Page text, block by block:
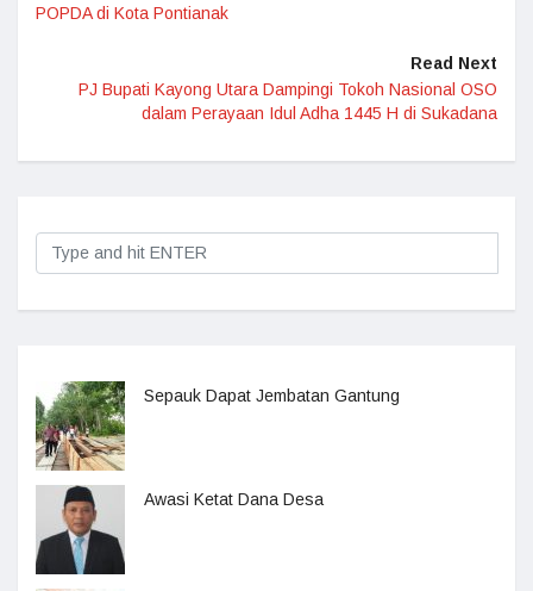
POPDA di Kota Pontianak
Read Next
PJ Bupati Kayong Utara Dampingi Tokoh Nasional OSO
dalam Perayaan Idul Adha 1445 H di Sukadana
Sepauk Dapat Jembatan Gantung
Awasi Ketat Dana Desa